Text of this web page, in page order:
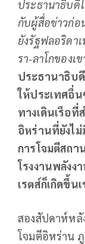
ประธานาธิบดี
กับผู้สื่อข่าวก่อ
ยังรัฐฟลอริดา
รา-ลาโกของเ
ประธานาธิบ
ให้ประเทศอื่
ทางเดินเรือ
อิหร่านที่ยังไ
การโจมตีสถ
โรงงานพลัง
เรตส์ก็เกิดขึ้น
สองสัปดาห์หลั
โจมตีอิหร่าน